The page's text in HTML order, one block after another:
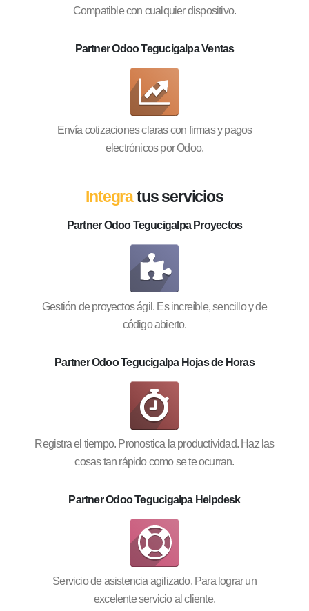
Compatible con cualquier dispositivo.
Partner Odoo Tegucigalpa Ventas
Envía cotizaciones claras con firmas y pagos
electrónicos por Odoo.
Integratus servicios
Partner Odoo Tegucigalpa Proyectos
Gestión de proyectos ágil. Es increíble, sencillo y de
código abierto.
Partner Odoo Tegucigalpa Hojas de Horas
Registra el tiempo. Pronostica la productividad. Haz las
cosas tan rápido como se te ocurran.
Partner Odoo Tegucigalpa Helpdesk
Servicio de asistencia agilizado. Para lograr un
excelente servicio al cliente.